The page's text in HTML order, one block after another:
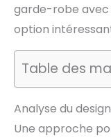
garde-robe avec
option
Table des
Analyse du
Une approche